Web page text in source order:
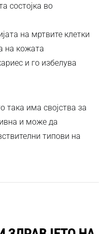
состојка во
на мртвите клетки
на кожата
и го избелува
така има својства за
и може да
типови на